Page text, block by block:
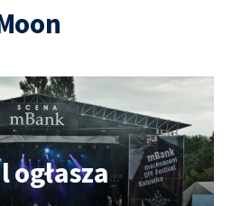
ogłasza